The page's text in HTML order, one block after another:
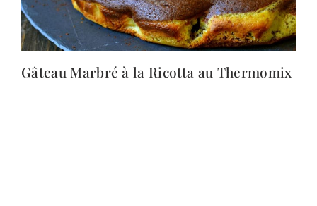
Gâteau Marbré à la Ricotta au Thermomix